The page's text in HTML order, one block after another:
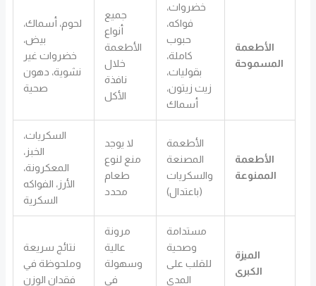
الأطعمة
المسموحة
خضروات،
فواكه،
حبوب
كاملة،
بقوليات،
زيت زيتون،
أسماك
جميع
أنواع
الأطعمة
خلال
نافذة
الأكل
لحوم، أسماك،
بيض،
خضروات غير
نشوية، دهون
صحية
الأطعمة
الممنوعة
الأطعمة
المصنعة
والسكريات
(باعتدال)
لا يوجد
منع لنوع
طعام
محدد
السكريات،
الخبز،
المعكرونة،
الأرز، الفواكه
السكرية
الميزة
الكبرى
مستدامة
وصحية
للقلب على
المدى
مرونة
عالية
وسهولة
في
نتائج سريعة
وملحوظة في
فقدان الوزن